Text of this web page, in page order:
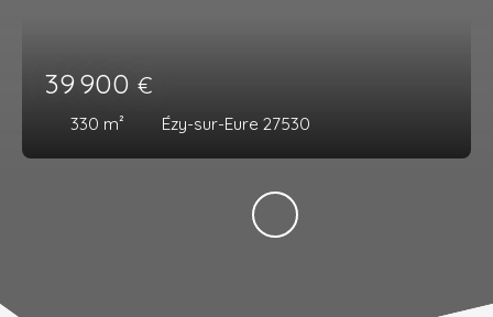
39 900 €
330 m² Ézy-sur-Eure 27530